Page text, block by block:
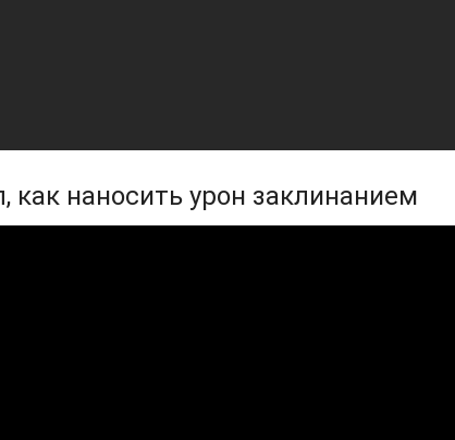
как наносить урон заклинанием